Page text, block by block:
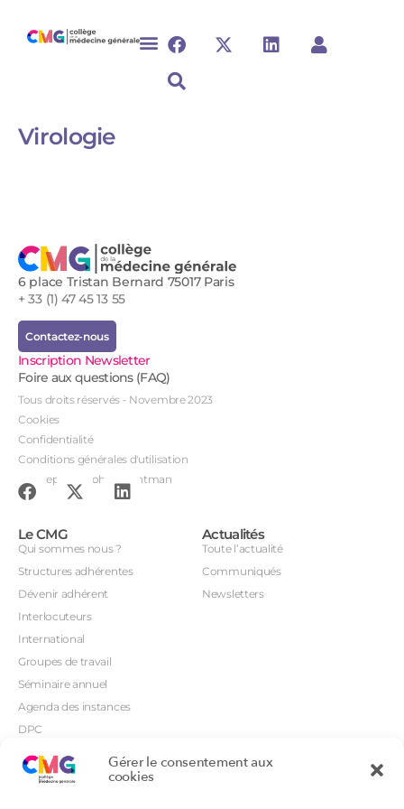
Gérer le consentement aux
cookies
Virologie
6 place Tristan Bernard 75017 Paris
+ 33 (1) 47 45 13 55
Contactez-nous
Inscription Newsletter
Foire aux questions (FAQ)
Tous droits réservés - Novembre 2023
Cookies
Confidentialité
Conditions générales d'utilisation
Conception : John Brightman
Le CMG
Qui sommes nous ?
Structures adhérentes
Dévenir adhérent
Interlocuteurs
International
Groupes de travail
Séminaire annuel
Agenda des instances
DPC
Orientations prioritaires
Actualités
Toute l’actualité
Communiqués
Newsletters